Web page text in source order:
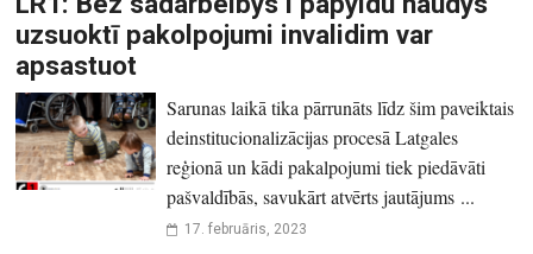
uzsuoktī pakolpojumi invalidim var
apsastuot
Sarunas laikā tika pārrunāts līdz šim paveiktais
deinstitucionalizācijas procesā Latgales
reģionā un kādi pakalpojumi tiek piedāvāti
pašvaldībās, savukārt atvērts jautājums ...
17. februāris, 2023